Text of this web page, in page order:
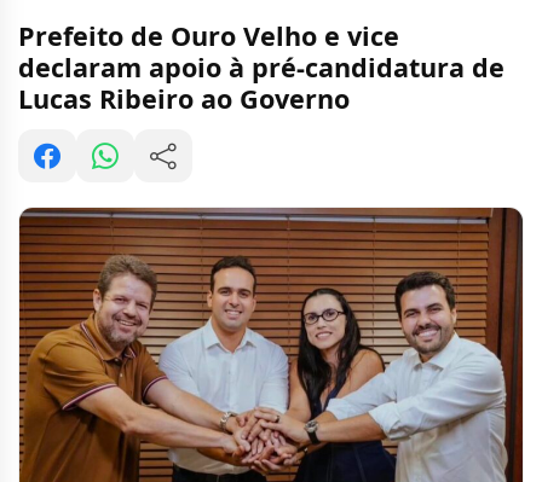
Prefeito de Ouro Velho e vice
declaram apoio à pré-candidatura de
Lucas Ribeiro ao Governo